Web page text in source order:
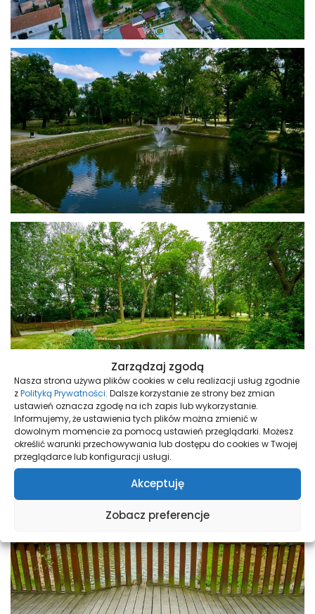
Zarządzaj zgodą
Nasza strona używa plików cookies w celu realizacji usług zgodnie
zPolityką Prywatności. Dalsze korzystanie ze strony bez zmian
ustawień oznacza zgodę na ich zapis lub wykorzystanie.
Informujemy, że ustawienia tych plików można zmienić w
dowolnym momencie za pomocą ustawień przeglądarki. Możesz
określić warunki przechowywania lub dostępu do cookies w Twojej
przeglądarce lub konfiguracji usługi.
Akceptuję
Zobacz preferencje